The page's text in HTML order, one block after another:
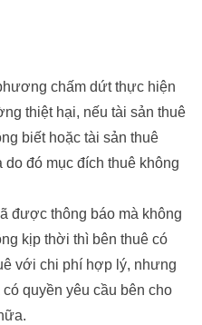
chấm dứt thực hiện
thiệt hại, nếu tài sản thuê
biết hoặc tài sản thuê
đó mục đích thuê không
được thông báo mà không
kịp thời thì bên thuê có
với chi phí hợp lý, nhưng
quyền yêu cầu bên cho